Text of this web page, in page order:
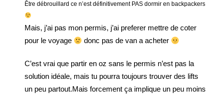
Être débrouillard ce n’est définitivement PAS dormir en backpackers
Mais, j’ai pas mon permis, j’ai preferer mettre de coter
pour le voyage
donc pas de van a acheter
C’est vrai que partir en oz sans le permis n’est pas la
solution idéale, mais tu pourra toujours trouver des lifts
un peu partout.Mais forcement ça implique un peu moins